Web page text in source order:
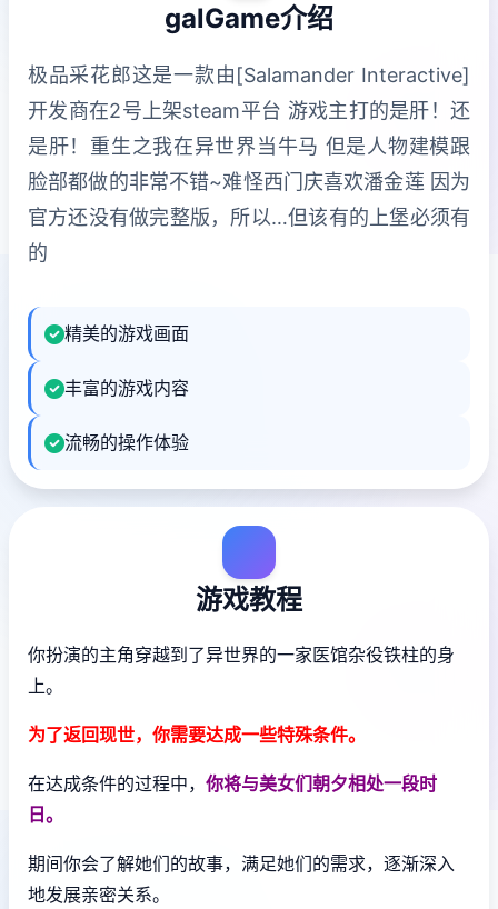
galGame介绍
极品采花郎这是一款由[Salamander Interactive]
开发商在2号上架steam平台 游戏主打的是肝！还
是肝！重生之我在异世界当牛马 但是人物建模跟
脸部都做的非常不错~难怪西门庆喜欢潘金莲 因为
官方还没有做完整版，所以…但该有的上堡必须有
的
精美的游戏画面
丰富的游戏内容
流畅的操作体验
游戏教程
你扮演的主角穿越到了异世界的一家医馆杂役铁柱的身
上。
为了返回现世，你需要达成一些特殊条件。
在达成条件的过程中， 你将与美女们朝夕相处一段时
日。
期间你会了解她们的故事，满足她们的需求，逐渐深入
地发展亲密关系。